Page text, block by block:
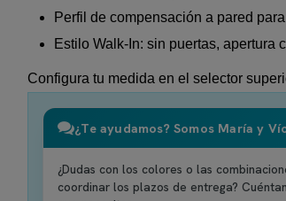
Perfil de compensación a pared
Estilo Walk-In: sin puertas, apertura
Configura tu medida en el selector
¿Te ayudamos? Somos María y
¿Dudas con los colores o las
coordinar los plazos de entrega?